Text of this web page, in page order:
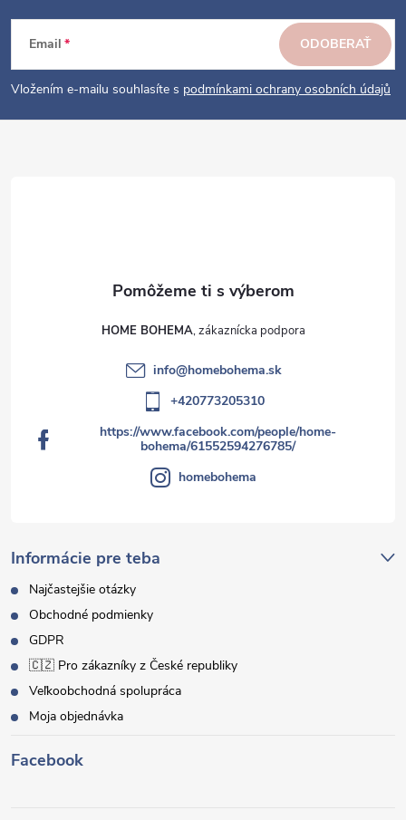
p
e
Email
Vložením e-mailu souhlasíte s podmínkami ochrany osobních údajů
ODOBERAŤ
Informácie pre teba
Najčastejšie otázky
Obchodné podmienky
GDPR
🇨🇿 Pro zákazníky z České republiky
Veľkoobchodná spolupráca
Moja objednávka
HOME BOHEMA
info@homebohema.sk
+420773205310
https://www.facebook.com/people/home-
bohema/61552594276785/
homebohema
Facebook